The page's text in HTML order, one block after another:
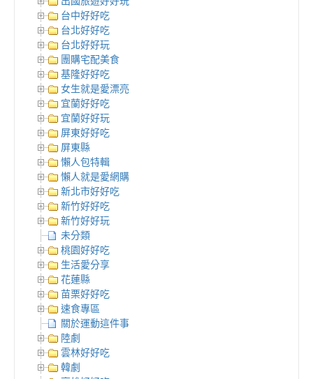
台中好好吃
台北好好吃
台北好好玩
團購宅配美食
基隆好好吃
女生就是愛漂亮
宜蘭好好吃
宜蘭好好玩
屏東好好吃
屏東縣
懶人包特輯
懶人就是愛網購
新北市好好吃
新竹好好吃
新竹好好玩
未分類
桃園好好吃
生活愛分享
花蓮縣
苗栗好好吃
速食專區
關於運動這件事
陸劇
雲林好好吃
韓劇